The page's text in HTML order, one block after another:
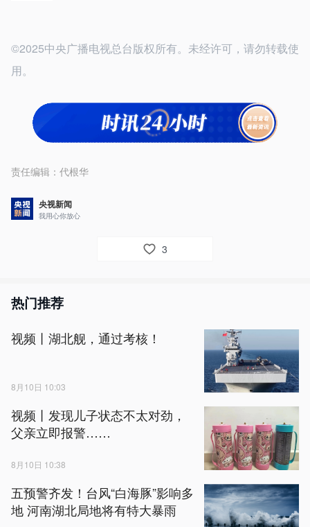
©2025中央广播电视总台版权所有。未经许可，请勿转载使
用。
责任编辑： 代根华
央视新闻
我用心你放心
3
热门推荐
视频丨湖北舰，通过考核！
8月10日 10:03
视频丨发现儿子状态不太对劲，
父亲立即报警……
8月10日 10:38
五预警齐发！台风“白海豚”影响多
地 河南湖北局地将有特大暴雨